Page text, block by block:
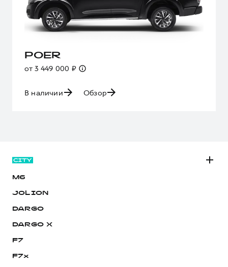
POER
от 3 449 000 ₽
В наличии Обзор
M6
JOLION
DARGO
DARGO Х
F7
F7x